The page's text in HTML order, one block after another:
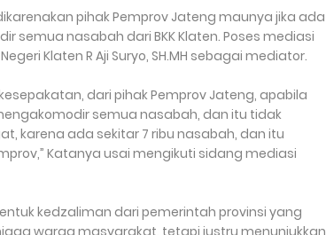
pihak Pemprov Jateng maunya jika ada
semua nasabah dari BKK Klaten. Poses mediasi
Klaten R Aji Suryo, SH.MH sebagai mediator.
dari pihak Pemprov Jateng, apabila
semua nasabah, dan itu tidak
karena ada sekitar 7 ribu nasabah, dan itu
Katanya usai mengikuti sidang mediasi
kedzaliman dari pemerintah provinsi yang
warga masyarakat, tetapi justru menunjukkan